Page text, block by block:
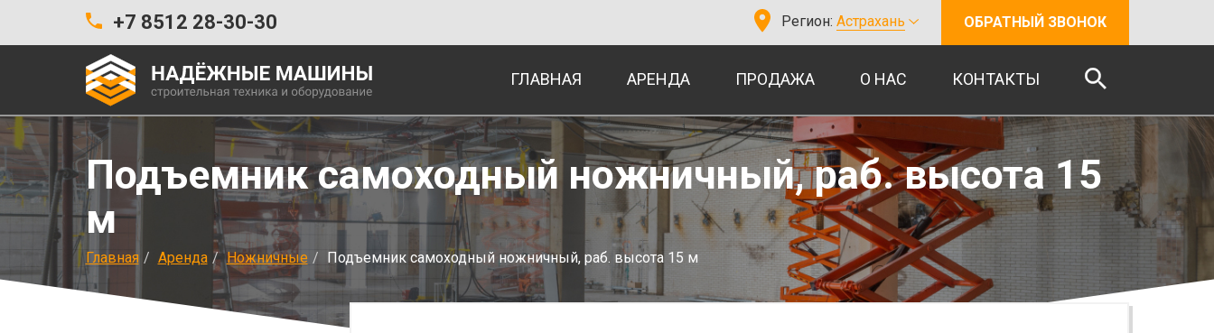
+7 8512 28-30-30 ОБРАТНЫЙ ЗВОНОК
Регион: Астрахань
ГЛАВНАЯ АРЕНДА ПРОДАЖА О НАС КОНТАКТЫ
Подъемник самоходный ножничный, раб. высота 15
м
Главная Аренда Ножничные Подъемник самоходный ножничный, раб. высота 15 м